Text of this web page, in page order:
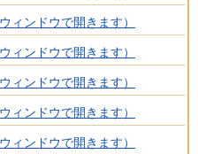
ィンドウで開きます）
ィンドウで開きます）
ィンドウで開きます）
ィンドウで開きます）
ィンドウで開きます）